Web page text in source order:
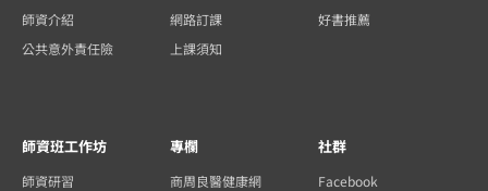
師資介紹
公共意外責任險
網路訂課
上課須知
好書推薦
師資班工作坊
師資研習
專欄
商周良醫健康網
社群
Facebook